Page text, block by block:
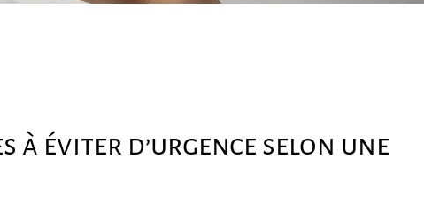
à éviter d’urgence selon une